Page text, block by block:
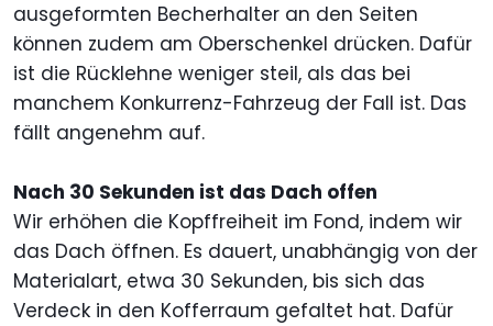
ausgeformten Becherhalter an den Seiten
können zudem am Oberschenkel drücken. Dafür
ist die Rücklehne weniger steil, als das bei
manchem Konkurrenz-Fahrzeug der Fall ist. Das
fällt angenehm auf.
Nach 30 Sekunden ist das Dach offen
Wir erhöhen die Kopffreiheit im Fond, indem wir
das Dach öffnen. Es dauert, unabhängig von der
Materialart, etwa 30 Sekunden, bis sich das
Verdeck in den Kofferraum gefaltet hat. Dafür